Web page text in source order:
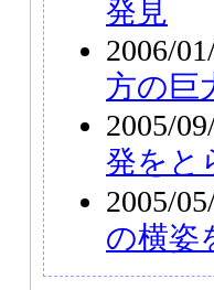
発見
2006/
方の巨
2005/
発をと
2005/
の横姿